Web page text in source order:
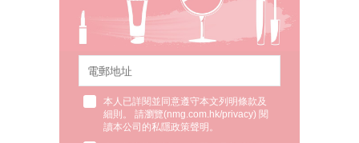
本人已詳閱並同意遵守本文列明條款及
細則。 請瀏覽(nmg.com.hk/privacy) 閱
讀本公司的私隱政策聲明。